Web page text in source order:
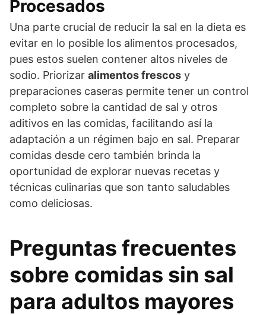
Procesados
Una parte crucial de reducir la sal en la dieta es
evitar en lo posible los alimentos procesados,
pues estos suelen contener altos niveles de
sodio. Priorizar alimentos frescos y
preparaciones caseras permite tener un control
completo sobre la cantidad de sal y otros
aditivos en las comidas, facilitando así la
adaptación a un régimen bajo en sal. Preparar
comidas desde cero también brinda la
oportunidad de explorar nuevas recetas y
técnicas culinarias que son tanto saludables
como deliciosas.
Preguntas frecuentes
sobre comidas sin sal
para adultos mayores